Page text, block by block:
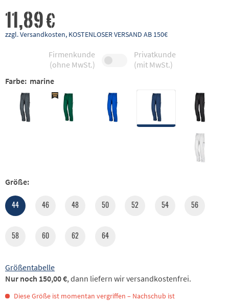
11,89 €
zzgl. Versandkosten, KOSTENLOSER VERSAND AB 150€
Firmenkunde
(ohne MwSt.)
Privatkunde
(mit MwSt.)
Farbe: marine
Größe:
44 46 48 50 52 54 56
58 60 62 64
Größentabelle
Diese Größe ist momentan vergriffen – Nachschub ist
Nur noch 150,00 €, dann liefern wir versandkostenfrei.